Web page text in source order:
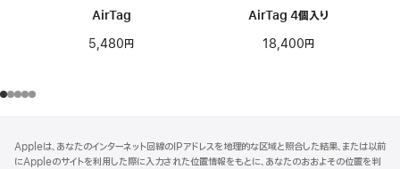
AirTag
5,480円
AirTag 4個入り
18,400円
ッ
注
Appleは、あなたのインターネット回線のIPアドレスを地理的な区域と照合した結果、または以前
にAppleのサイトを利用した際に入力された位置情報をもとに、あなたのおおよその位置を判